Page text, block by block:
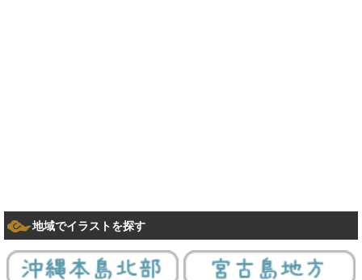
地域でイラストを探す